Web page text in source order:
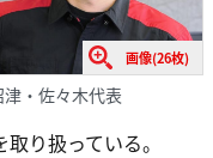
画像(26枚)
津・佐々木代表
り扱っている。